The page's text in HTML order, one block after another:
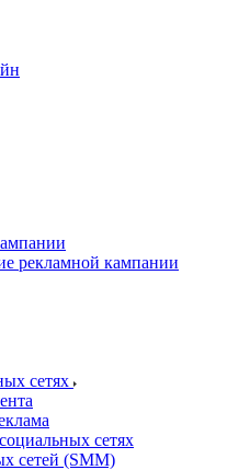
рекламной кампании
сетях
сетях
сетей (SMM)